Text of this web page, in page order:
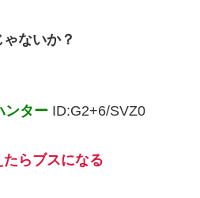
ないか？
ンター ID:G2+6/SVZ0
らブスになる